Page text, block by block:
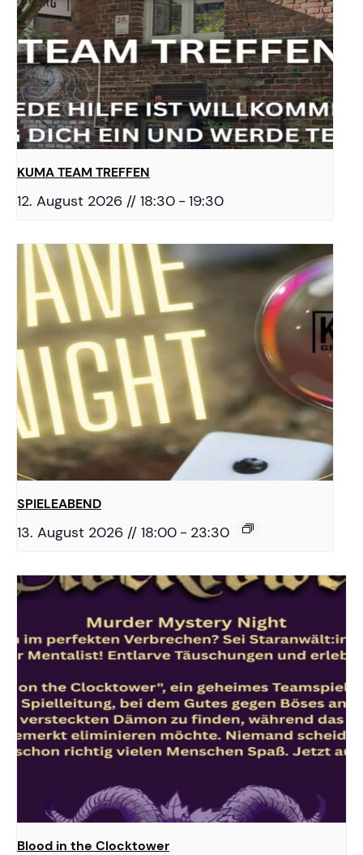
KUMA TEAM TREFFEN
12. August 2026 // 18:30 -19:30
SPIELEABEND
13. August 2026 // 18:00 - 23:30
Blood in the Clocktower